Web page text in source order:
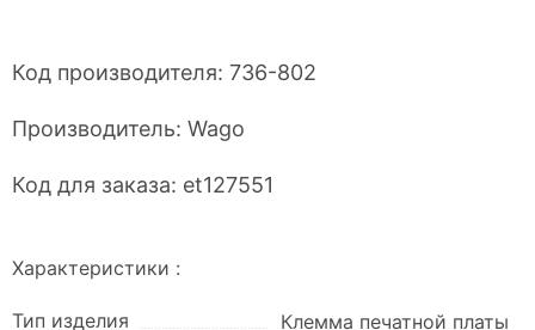
Код производителя: 736-802
Производитель: Wago
Код для заказа: et127551
Характеристики :
Тип изделия
Клемма печатной платы